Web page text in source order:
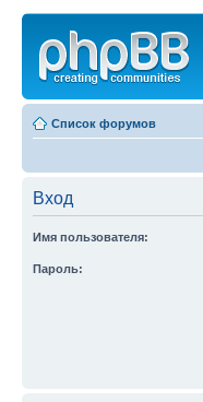
Список форумов
Вход
Имя пользователя:
Пароль: